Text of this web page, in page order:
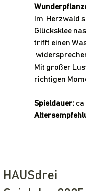
Im
Glücksklee
trifft einen
Mit großer
richtigen
Spieldauer: ca
HAUSdrei